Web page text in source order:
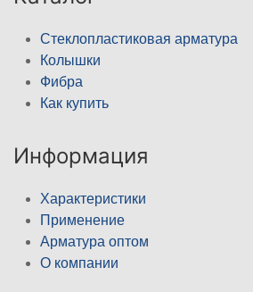
Стеклопластиковая арматура
Колышки
Фибра
Как купить
Информация
Характеристики
Применение
Арматура оптом
О компании